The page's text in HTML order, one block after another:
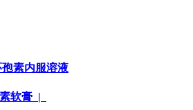
素内服溶液
软膏 |